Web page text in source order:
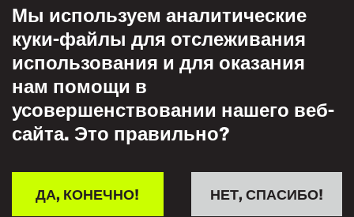
конфиденциальности
Политика взаимного
уважения
Мы используем аналитические
куки-файлы для отслеживания
использования и для оказания
нам помощи в
усовершенствовании нашего веб-
сайта. Это правильно?
НЕТ, СПАСИБО!
ДА, КОНЕЧНО!